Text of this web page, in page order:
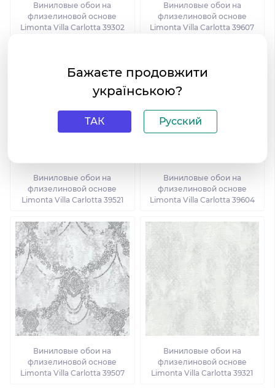
Виниловые обои на
флизелиновой основе
Limonta Villa Carlotta 39302
Виниловые обои на
флизелиновой основе
Limonta Villa Carlotta 39607
Виниловые обои на
флизелиновой основе
Limonta Villa Carlotta 39521
Виниловые обои на
флизелиновой основе
Limonta Villa Carlotta 39604
Виниловые обои на
флизелиновой основе
Limonta Villa Carlotta 39507
Виниловые обои на
флизелиновой основе
Limonta Villa Carlotta 39321
Бажаєте продовжити
українською?
ТАК Русский